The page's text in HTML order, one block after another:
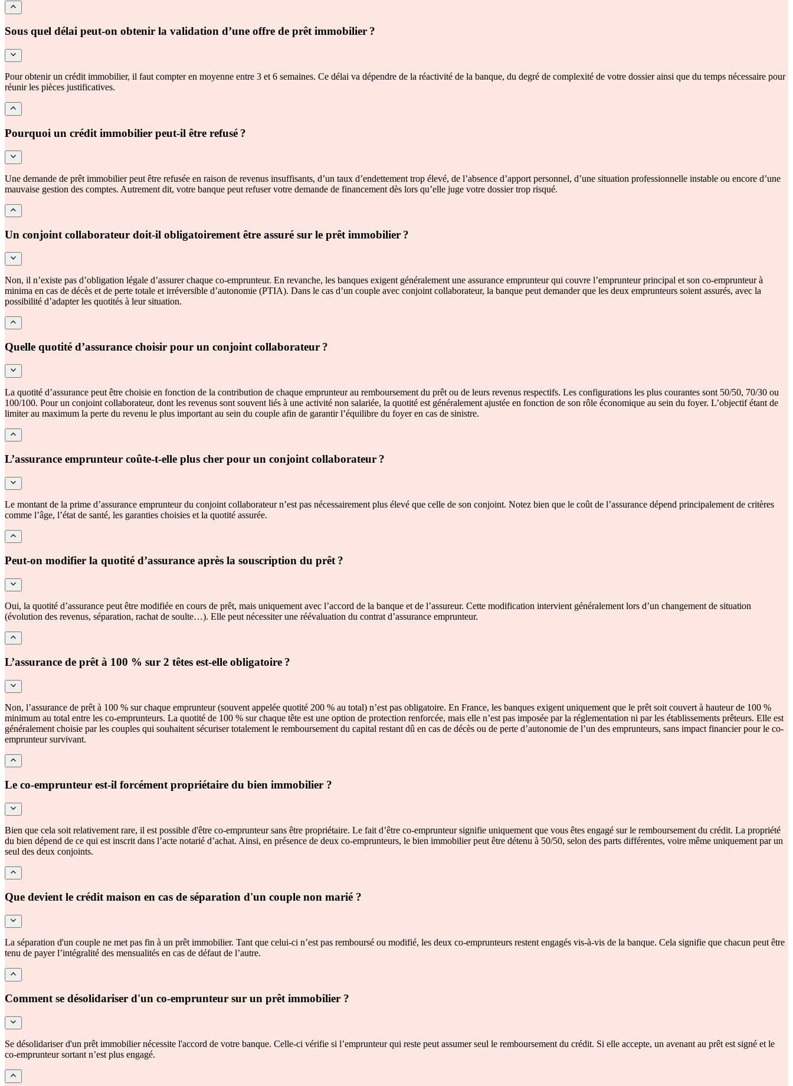
Sous quel délai peut-on obtenir la validation d’une offre de prêt immobilier ?
Pour obtenir un crédit immobilier, il faut compter en moyenne entre 3 et 6 semaines. Ce délai va dépendre de la réactivité de la banque, du degré de complexité de votre dossier ainsi que du temps nécessaire pour
réunir les pièces justificatives.
Pourquoi un crédit immobilier peut-il être refusé ?
Une demande de prêt immobilier peut être refusée en raison de revenus insuffisants, d’un taux d’endettement trop élevé, de l’absence d’apport personnel, d’une situation professionnelle instable ou encore d’une
mauvaise gestion des comptes. Autrement dit, votre banque peut refuser votre demande de financement dès lors qu’elle juge votre dossier trop risqué.
Un conjoint collaborateur doit-il obligatoirement être assuré sur le prêt immobilier ?
Non, il n’existe pas d’obligation légale d’assurer chaque co-emprunteur. En revanche, les banques exigent généralement une assurance emprunteur qui couvre l’emprunteur principal et son co-emprunteur à
minima en cas de décès et de perte totale et irréversible d’autonomie (PTIA). Dans le cas d’un couple avec conjoint collaborateur, la banque peut demander que les deux emprunteurs soient assurés, avec la
possibilité d’adapter les quotités à leur situation.
Quelle quotité d’assurance choisir pour un conjoint collaborateur ?
La quotité d’assurance peut être choisie en fonction de la contribution de chaque emprunteur au remboursement du prêt ou de leurs revenus respectifs. Les configurations les plus courantes sont 50/50, 70/30 ou
100/100. Pour un conjoint collaborateur, dont les revenus sont souvent liés à une activité non salariée, la quotité est généralement ajustée en fonction de son rôle économique au sein du foyer. L’objectif étant de
limiter au maximum la perte du revenu le plus important au sein du couple afin de garantir l’équilibre du foyer en cas de sinistre.
L’assurance emprunteur coûte-t-elle plus cher pour un conjoint collaborateur ?
Le montant de la prime d’assurance emprunteur du conjoint collaborateur n’est pas nécessairement plus élevé que celle de son conjoint. Notez bien que le coût de l’assurance dépend principalement de critères
comme l’âge, l’état de santé, les garanties choisies et la quotité assurée.
Peut-on modifier la quotité d’assurance après la souscription du prêt ?
Oui, la quotité d’assurance peut être modifiée en cours de prêt, mais uniquement avec l’accord de la banque et de l’assureur. Cette modification intervient généralement lors d’un changement de situation
(évolution des revenus, séparation, rachat de soulte…). Elle peut nécessiter une réévaluation du contrat d’assurance emprunteur.
L’assurance de prêt à 100 % sur 2 têtes est-elle obligatoire ?
Non, l’assurance de prêt à 100 % sur chaque emprunteur (souvent appelée quotité 200 % au total) n’est pas obligatoire. En France, les banques exigent uniquement que le prêt soit couvert à hauteur de 100 %
minimum au total entre les co-emprunteurs. La quotité de 100 % sur chaque tête est une option de protection renforcée, mais elle n’est pas imposée par la réglementation ni par les établissements prêteurs. Elle est
généralement choisie par les couples qui souhaitent sécuriser totalement le remboursement du capital restant dû en cas de décès ou de perte d’autonomie de l’un des emprunteurs, sans impact financier pour le co-
emprunteur survivant.
Le co-emprunteur est-il forcément propriétaire du bien immobilier ?
Bien que cela soit relativement rare, il est possible d'être co-emprunteur sans être propriétaire. Le fait d’être co-emprunteur signifie uniquement que vous êtes engagé sur le remboursement du crédit. La propriété
du bien dépend de ce qui est inscrit dans l’acte notarié d’achat. Ainsi, en présence de deux co-emprunteurs, le bien immobilier peut être détenu à 50/50, selon des parts différentes, voire même uniquement par un
seul des deux conjoints.
Que devient le crédit maison en cas de séparation d'un couple non marié ?
La séparation d'un couple ne met pas fin à un prêt immobilier. Tant que celui-ci n’est pas remboursé ou modifié, les deux co-emprunteurs restent engagés vis-à-vis de la banque. Cela signifie que chacun peut être
tenu de payer l’intégralité des mensualités en cas de défaut de l’autre.
Comment se désolidariser d'un co-emprunteur sur un prêt immobilier ?
Se désolidariser d'un prêt immobilier nécessite l'accord de votre banque. Celle-ci vérifie si l’emprunteur qui reste peut assumer seul le remboursement du crédit. Si elle accepte, un avenant au prêt est signé et le
co-emprunteur sortant n’est plus engagé.